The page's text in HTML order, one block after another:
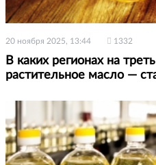
20 ноября 2025, 13:44 1332
В каких регионах на
растительное масло —